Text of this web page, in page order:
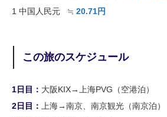
1 中国人民元 ≒ 20.71円
この旅のスケジュール
1日目： 大阪KIX→上海PVG（空港泊）
2日目： 上海→南京、南京観光（南京泊）